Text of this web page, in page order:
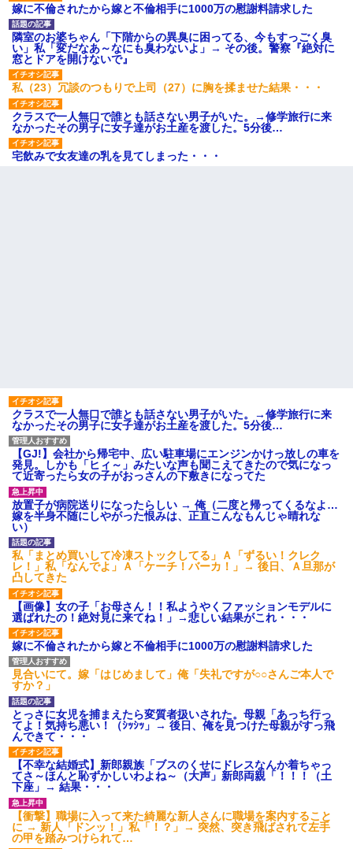
嫁に不倫されたから嫁と不倫相手に1000万の慰謝料請求した
隣室のお婆ちゃん「下階からの異臭に困ってる、今もすっごく臭
い」私「変だなあ～なにも臭わないよ」→ その後。警察『絶対に
窓とドアを開けないで』
私（23）冗談のつもりで上司（27）に胸を揉ませた結果・・・
クラスで一人無口で誰とも話さない男子がいた。→修学旅行に来
なかったその男子に女子達がお土産を渡した。5分後…
宅飲みで女友達の乳を見てしまった・・・
クラスで一人無口で誰とも話さない男子がいた。→修学旅行に来
なかったその男子に女子達がお土産を渡した。5分後…
【GJ!】会社から帰宅中、広い駐車場にエンジンかけっ放しの車を
発見。しかも「ヒィ～」みたいな声も聞こえてきたので気になっ
て近寄ったら女の子がおっさんの下敷きになってた
放置子が病院送りになったらしい → 俺（二度と帰ってくるなよ…
嫁を半身不随にしやがった恨みは、正直こんなもんじゃ晴れな
い）
私「まとめ買いして冷凍ストックしてる」Ａ「ずるい！クレク
レ！」私「なんでよ」Ａ「ケーチ！バーカ！」→ 後日、Ａ旦那が
凸してきた
【画像】女の子「お母さん！！私ようやくファッションモデルに
選ばれたの！絶対見に来てね！」→悲しい結果がこれ・・・
嫁に不倫されたから嫁と不倫相手に1000万の慰謝料請求した
見合いにて。嫁「はじめまして」俺「失礼ですが○○さんご本人で
すか？」
とっさに女児を捕まえたら変質者扱いされた。母親「あっち行っ
てよ！気持ち悪い！（ｼｯｼｯ」→ 後日、俺を見つけた母親がすっ飛
んできて・・・
【不幸な結婚式】新郎親族「ブスのくせにドレスなんか着ちゃっ
てさ～ほんと恥ずかしいわよね～（大声」新郎両親「！！！（土
下座」→ 結果・・・
【衝撃】職場に入って来た綺麗な新人さんに職場を案内すること
に → 新人「ドンッ！」私「！？」→ 突然、突き飛ばされて左手
の甲を踏みつけられて…